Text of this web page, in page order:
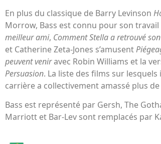
En plus du classique de Barry Levinson
Morrow, Bass est connu pour son
meilleur ami, Comment Stella a retrouvé
et Catherine Zeta-Jones s’amusent
peuvent veniravec Robin Williams et la
Persuasion. La liste des films sur
carrière a collectivement amassé plus
Bass est représenté par Gersh, The
Marriott et Bar-Lev sont remplacés par